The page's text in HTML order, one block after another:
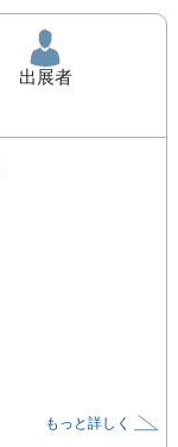
出展者
もっと詳しく